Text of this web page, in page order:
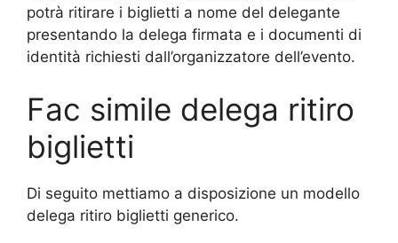
potrà ritirare i biglietti a nome del delegante
presentando la delega firmata e i documenti di
identità richiesti dall’organizzatore dell’evento.
Fac simile delega ritiro
biglietti
Di seguito mettiamo a disposizione un modello
delega ritiro biglietti generico.